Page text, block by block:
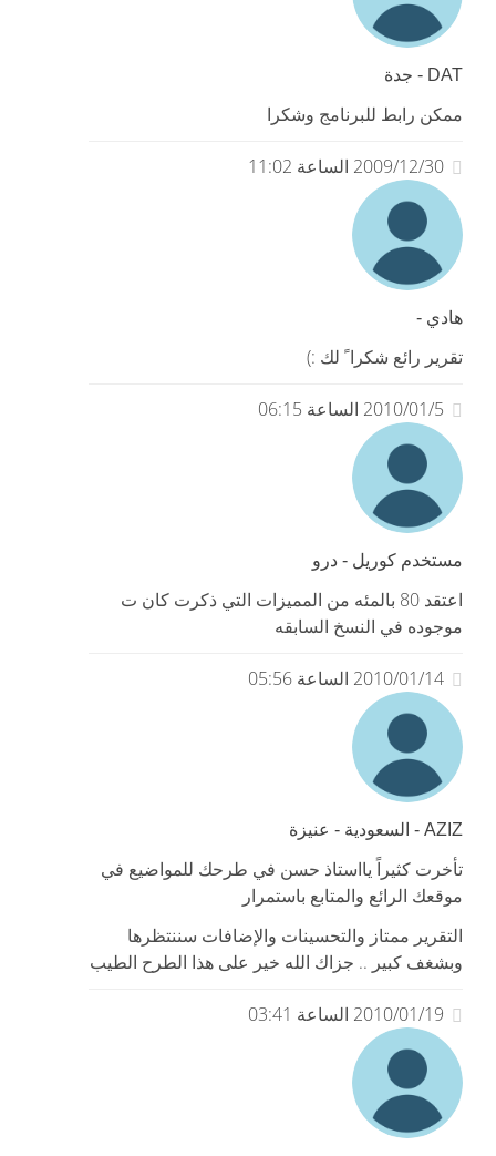
DAT - جدة
ممكن رابط للبرنامج وشكرا
2009/12/30 الساعة 11:02
هادي -
تقرير رائع شكرا ً لك :)
2010/01/5 الساعة 06:15
مستخدم كوريل - درو
اعتقد 80 بالمئه من المميزات التي ذكرت كان ت
موجوده في النسخ السابقه
2010/01/14 الساعة 05:56
AZIZ - السعودية - عنيزة
تأخرت كثيراً يااستاذ حسن في طرحك للمواضيع في
موقعك الرائع والمتابع باستمرار
التقرير ممتاز والتحسينات والإضافات سننتظرها
وبشغف كبير .. جزاك الله خير على هذا الطرح الطيب
2010/01/19 الساعة 03:41